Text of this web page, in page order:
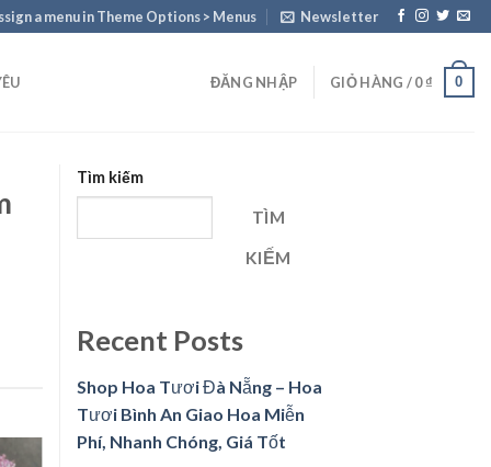
a menu in Theme Options > Menus Newsletter
ĐĂNG NHẬP GIỎ HÀNG /0₫ 0
Tìm kiếm
TÌM
KIẾM
Recent Posts
Shop Hoa Tươi Đà Nẵng – Hoa
Tươi Bình An Giao Hoa Miễn
Phí, Nhanh Chóng, Giá Tốt